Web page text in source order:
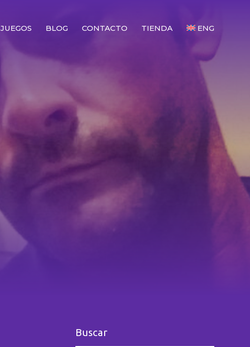
JUEGOS BLOG CONTACTO TIENDA ENG
Buscar